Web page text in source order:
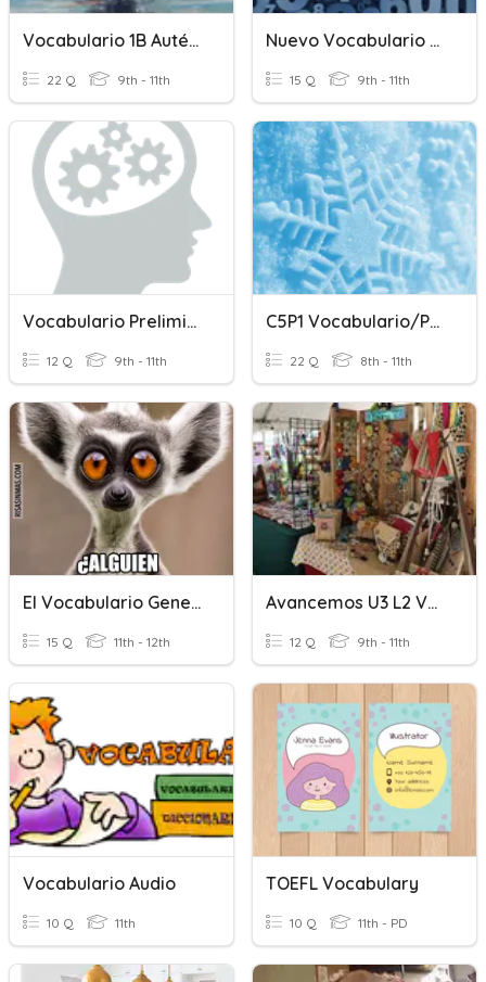
Vocabulario 1B Auténtico
22 Q 9th - 11th
Nuevo Vocabulario #4
15 Q 9th - 11th
Vocabulario Preliminar 1
12 Q 9th - 11th
C5P1 Vocabulario/Practice
22 Q 8th - 11th
El Vocabulario General
15 Q 11th - 12th
Avancemos U3 L2 Vocabulario
12 Q 9th - 11th
Vocabulario Audio
10 Q 11th
TOEFL Vocabulary
10 Q 11th - PD